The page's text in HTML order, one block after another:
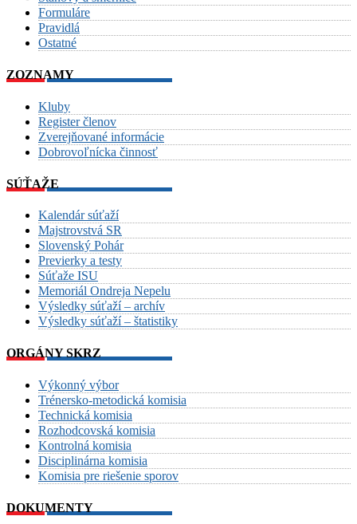
Formuláre
Pravidlá
Ostatné
ZOZNAMY
Kluby
Register členov
Zverejňované informácie
Dobrovoľnícka činnosť
SÚŤAŽE
Kalendár súťaží
Majstrovstvá SR
Slovenský Pohár
Previerky a testy
Súťaže ISU
Memoriál Ondreja Nepelu
Výsledky súťaží – archív
Výsledky súťaží – štatistiky
ORGÁNY SKRZ
Výkonný výbor
Trénersko-metodická komisia
Technická komisia
Rozhodcovská komisia
Kontrolná komisia
Disciplinárna komisia
Komisia pre riešenie sporov
DOKUMENTY